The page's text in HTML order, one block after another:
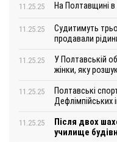
11.25.25 На Полтавщині в
11.25.25
Судитимуть
продавали
11.25.25
У Полтавській
жінки, яку
11.25.25
Полтавські
Дефлімпійських
11.25.25
Після двох
училище